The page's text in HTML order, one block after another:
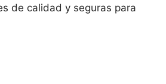
de calidad y seguras para